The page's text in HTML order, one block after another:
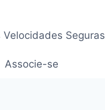
Velocidades Seguras
Associe-se